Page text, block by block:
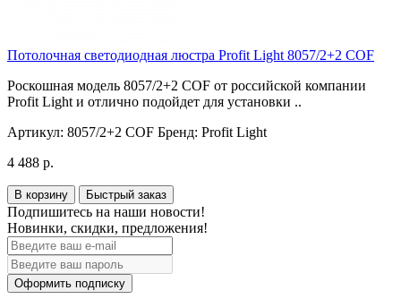
Потолочная светодиодная люстра Profit Light 8057/2+2 COF
Роскошная модель 8057/2+2 COF от российской компании
Profit Light и отлично подойдет для установки ..
Артикул: 8057/2+2 COF Бренд: Profit Light
4 488 р.
В корзину Быстрый заказ
Подпишитесь на наши новости!
Новинки, скидки, предложения!
Оформить подписку